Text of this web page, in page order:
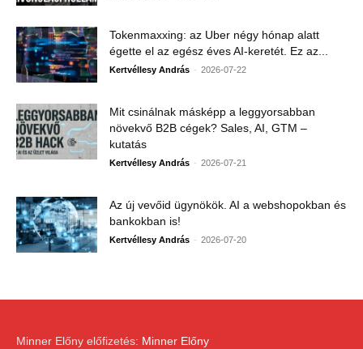
Tokenmaxxing: az Uber négy hónap alatt
égette el az egész éves AI-keretét. Ez az...
Kertvéllesy András - 2026-07-22
Mit csinálnak másképp a leggyorsabban
növekvő B2B cégek? Sales, AI, GTM –
kutatás
Kertvéllesy András - 2026-07-21
Az új vevőid ügynökök. AI a webshopokban és
bankokban is!
Kertvéllesy András - 2026-07-20
Minner Előny előfizetés: Minner Előny